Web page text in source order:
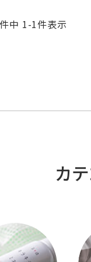
中 1-1件表示
カ